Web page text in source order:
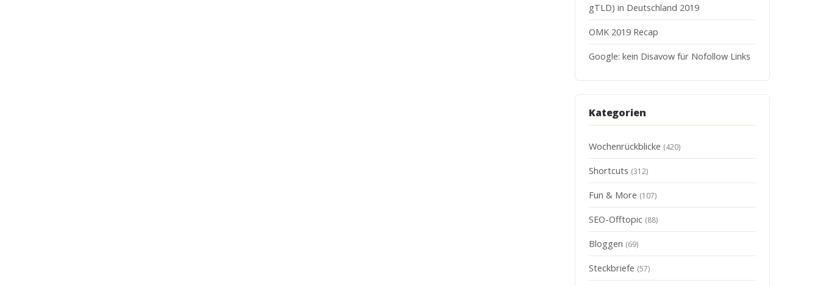
gTLD) in Deutschland 2019
OMK 2019 Recap
Google: kein Disavow für Nofollow Links
Kategorien
Wochenrückblicke (420)
Shortcuts (312)
Fun & More (107)
SEO-Offtopic (88)
Bloggen (69)
Steckbriefe (57)